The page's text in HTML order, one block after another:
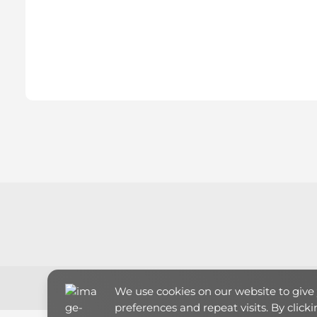
We use cookies on our website to
preferences and repeat visits. By